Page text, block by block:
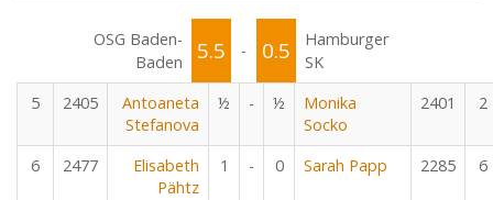
OSG Baden-
Baden
5.5 - 0.5
Hamburger
SK
5
2405
Antoaneta
Stefanova
½ - ½
Monika
Socko
2401 2
6 2477
Elisabeth
Pähtz
1 - 0 Sarah Papp 2285 6